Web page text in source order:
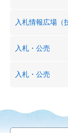
入札情報広場（
入札・公売
入札・公売